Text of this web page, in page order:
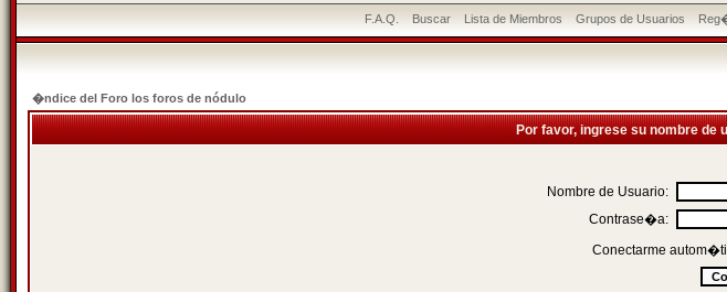
F.A.Q. Buscar Lista de Miembros Grupos de Usuarios
�ndice del Foro los foros de nódulo
Por favor, ingrese su nombre
Nombre de Usuario:
Contrase�a:
Conectarme